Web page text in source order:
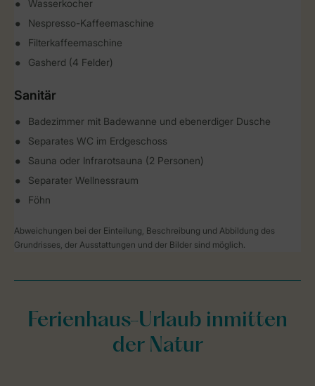
Wasserkocher
Nespresso-Kaffeemaschine
Filterkaffeemaschine
Gasherd (4 Felder)
Sanitär
Badezimmer mit Badewanne und ebenerdiger Dusche
Separates WC im Erdgeschoss
Sauna oder Infrarotsauna (2 Personen)
Separater Wellnessraum
Föhn
Abweichungen bei der Einteilung, Beschreibung und Abbildung des
Grundrisses, der Ausstattungen und der Bilder sind möglich.
Ferienhaus-Urlaub inmitten
der Natur